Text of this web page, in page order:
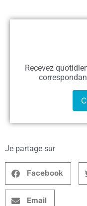
Recevez
Je partage sur
Facebook
Email